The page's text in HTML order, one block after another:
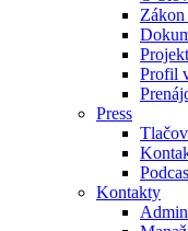
Profil
Press
Kontakty